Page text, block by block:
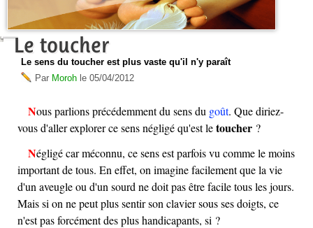
Le toucher
Le sens du toucher est plus vaste qu'il n'y paraît
Par Moroh le 05/04/2012
Nous parlions précédemment du sens du goût. Que diriez-
vous d'aller explorer ce sens négligé qu'est letoucher ?
Négligé car méconnu, ce sens est parfois vu comme le moins
important de tous. En effet, on imagine facilement que la vie
d'un aveugle ou d'un sourd ne doit pas être facile tous les jours.
Mais si on ne peut plus sentir son clavier sous ses doigts, ce
n'est pas forcément des plus handicapants, si ?